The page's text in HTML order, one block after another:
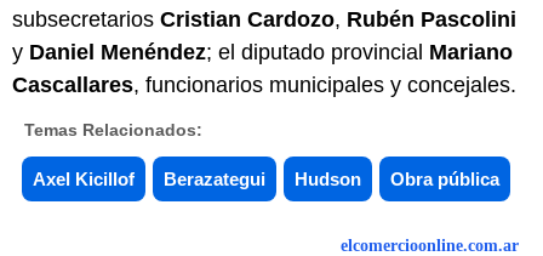
subsecretarios Cristian Cardozo, Rubén Pascolini
y Daniel Menéndez; el diputado provincial Mariano
Cascallares, funcionarios municipales y concejales.
Temas Relacionados:
Axel Kicillof Berazategui Hudson Obra pública
elcomercioonline.com.ar